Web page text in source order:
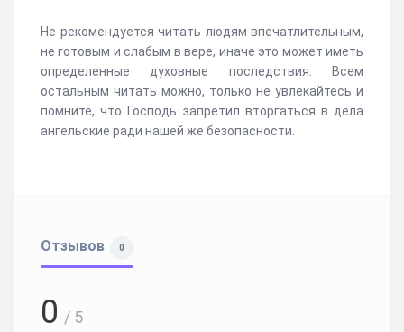
Не рекомендуется читать людям впечатлительным,
не готовым и слабым в вере, иначе это может иметь
определенные духовные последствия. Всем
остальным читать можно, только не увлекайтесь и
помните, что Господь запретил вторгаться в дела
ангельские ради нашей же безопасности.
Отзывов 0
0 / 5